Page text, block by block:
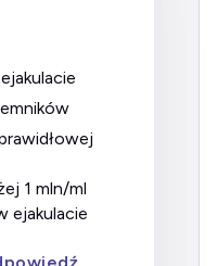
ejakulacie